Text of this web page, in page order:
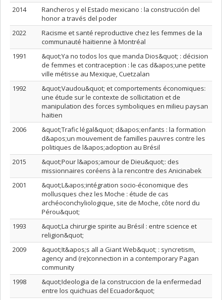
2014
Rancheros y el Estado mexicano : la construcción del
honor a través del poder
2022
Racisme et santé reproductive chez les femmes de la
communauté haïtienne à Montréal
1991
&quot;Ya no todos los que manda Dios&quot; : décision
de femmes et contraception : le cas d&apos;une petite
ville métisse au Mexique, Cuetzalan
1992
&quot;Vaudou&quot; et comportements économiques:
une étude sur le contexte de sollicitation et de
manipulation des forces symboliques en milieu paysan
haïtien
2006
&quot;Trafic légal&quot; d&apos;enfants : la formation
d&apos;un mouvement de familles pauvres contre les
politiques de l&apos;adoption au Brésil
2015
&quot;Pour l&apos;amour de Dieu&quot;: des
missionnaires coréens à la rencontre des Anicinabek
2001
&quot;L&apos;intégration socio-économique des
mollusques chez les Moche : étude de cas
archéoconchyliologique, site de Moche, côte nord du
Pérou&quot;
1993
&quot;La chirurgie spirite au Brésil : entre science et
religion&quot;
2009
&quot;It&apos;s all a Giant Web&quot; : syncretism,
agency and (re)connection in a contemporary Pagan
community
1998
&quot;Ideologia de la construccion de la enfermedad
entre los quichuas del Ecuador&quot;